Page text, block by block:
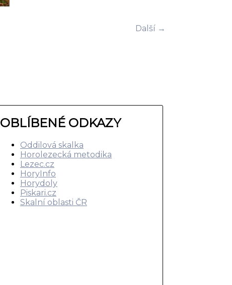
Další →
OBLÍBENÉ ODKAZY
Oddilová skalka
Horolezecká metodika
Lezec.cz
HoryInfo
Horydoly
Piskari.cz
Skalní oblasti ČR